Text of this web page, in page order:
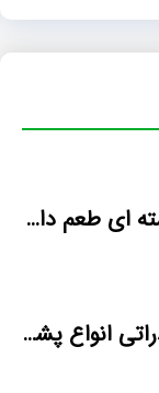
فروش کیلویی پشمک رشته ای طعم دار میوه
بازار اینترنتی فروش صادراتی انواع پشمک الیافی/شکلاتی